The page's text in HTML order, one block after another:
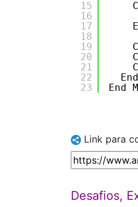
15
16
17
18
19
20
21
22
23
End
Link para
Desafios,